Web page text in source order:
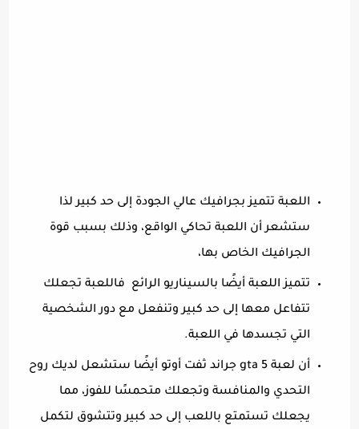
اللعبة تتميز بجرافيك عالي الجودة إلى حد كبير لذا
ستشعر أن اللعبة تحاكي الواقع، وذلك بسبب قوة
الجرافيك الخاص بها،
تتميز اللعبة أيضًا بالسيناريو الرائع فاللعبة تجعلك
تتفاعل معها إلى حد كبير وتنفعل مع دور الشخصية
التي تجسدها في اللعبة.
أن لعبة gta 5 جراند ثفت أوتو أيضًا ستشعل لديك روح
التحدي والمنافسة وتجعلك متحمسًا للفوز، مما
يجعلك تستمتع باللعب إلى حد كبير وتتشوق لتكمل